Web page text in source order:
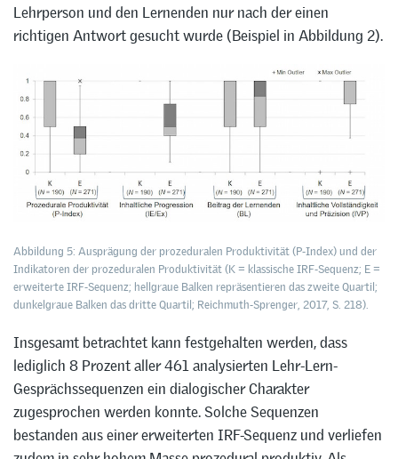
Lehrperson und den Lernenden nur nach der einen
richtigen Antwort gesucht wurde (Beispiel in Abbildung 2).
Abbildung 5: Ausprägung der prozeduralen Produktivität (P-Index) und der
Indikatoren der prozeduralen Produktivität (K = klassische IRF-Sequenz; E =
erweiterte IRF-Sequenz; hellgraue Balken repräsentieren das zweite Quartil;
dunkelgraue Balken das dritte Quartil; Reichmuth-Sprenger, 2017, S. 218).
Insgesamt betrachtet kann festgehalten werden, dass
lediglich 8 Prozent aller 461 analysierten Lehr-Lern-
Gesprächssequenzen ein dialogischer Charakter
zugesprochen werden konnte. Solche Sequenzen
bestanden aus einer erweiterten IRF-Sequenz und verliefen